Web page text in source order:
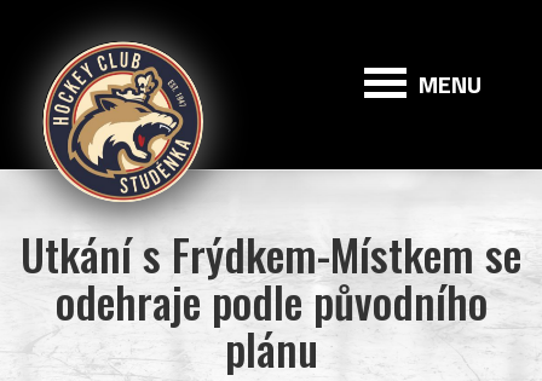
Studénka
MENU
Utkání s Frýdkem-Místkem se
odehraje podle původního
plánu